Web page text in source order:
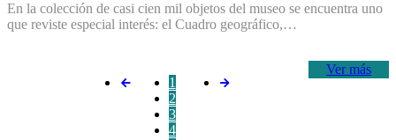
En la colección de casi cien mil objetos del museo se encuentra uno
que reviste especial interés: el Cuadro geográfico,…
Ver más
1
2
3
4